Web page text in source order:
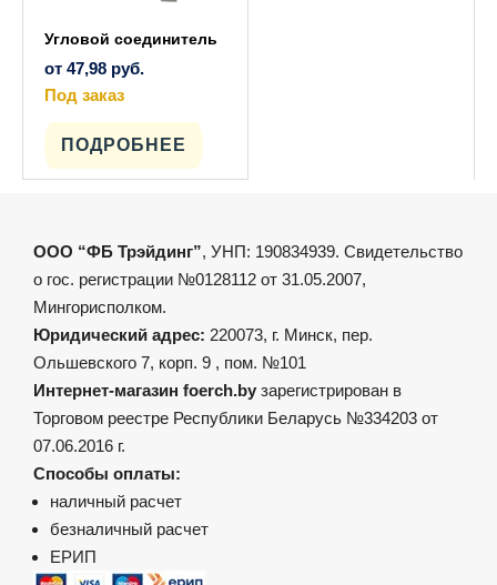
Угловой соединитель
от 47,98 руб.
Под заказ
ПОДРОБНЕЕ
странице
ООО “ФБ Трэйдинг”, УНП: 190834939. Свидетельство
о гос. регистрации №0128112 от 31.05.2007,
Мингорисполком.
Юридический адрес: 220073, г. Минск, пер.
Ольшевского 7, корп. 9 , пом. №101
Интернет-магазин foerch.by зарегистрирован в
Торговом реестре Республики Беларусь №334203 от
07.06.2016 г.
Способы оплаты:
наличный расчет
безналичный расчет
ЕРИП